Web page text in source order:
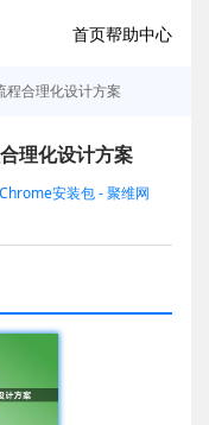
首页帮助中心
合理化设计方案
理化设计方案
安装包 - 聚维网